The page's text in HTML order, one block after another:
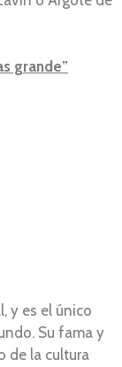
grande”
y es el único
Su fama y
de la cultura